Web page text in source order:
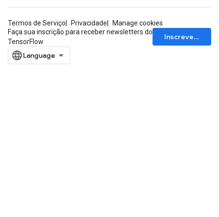
Termos de Serviço Privacidade
Manage cookies
Faça sua inscrição para receber newsletters do
TensorFlow
Inscrever-se